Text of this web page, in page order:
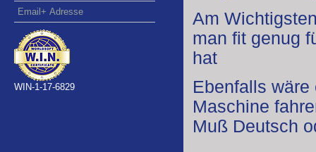
Email+ Adresse
WIN-1-17-6829
Am
man fit genug
hat
Ebenfalls
Maschine
Muß Deutsch